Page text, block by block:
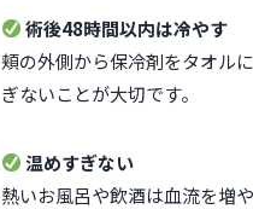
術後48時間以内は冷やす
頬の外側から保冷剤をタオル
ぎないことが大切です。
温めすぎない
熱いお風呂や飲酒は血流を増